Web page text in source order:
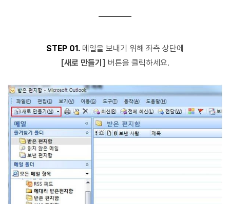
STEP 01. 메일을 보내기 위해 좌측 상단에
[새로 만들기] 버튼을 클릭하세요.